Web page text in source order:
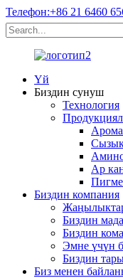
Телефон:+86 21 6460
Үй
Биздин сунуш
Технология
Ар
Биздин компания
Биздин
Биздин
Эмне үчүн
Биздин
Биз менен